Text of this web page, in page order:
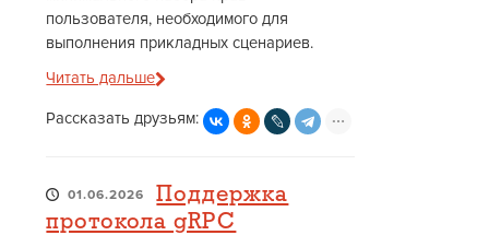
пользователя, необходимого для
выполнения прикладных сценариев.
Читать дальше
Рассказать друзьям:
01.06.2026
Поддержка
протокола gRPC